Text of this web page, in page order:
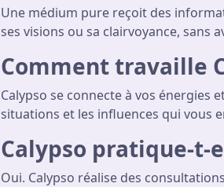
Une médium pure reçoit des
ses visions ou sa clairvoyance,
Comment travaille
Calypso se connecte à vos énergies
situations et les influences qui vous
Calypso pratique-t-
Oui. Calypso réalise des